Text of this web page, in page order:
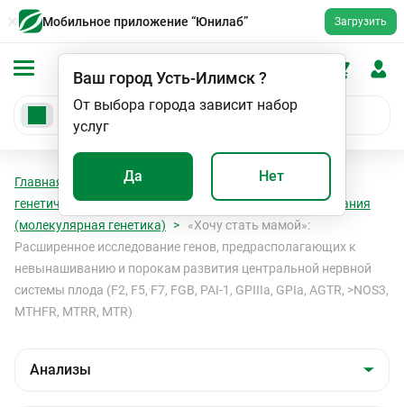
Мобильное приложение “Юнилаб” Загрузить
Ваш городУсть-Илимск?
От выбора города зависит набор
услуг
Да Нет
Главная Анализы
Молекулярно-
генетические исследования
Комплексные исследования
(молекулярная генетика)
«Хочу стать мамой»:
Расширенное исследование генов, предрасполагающих к
невынашиванию и порокам развития центральной нервной
системы плода (F2, F5, F7, FGB, PAI-1, GPIIIa, GPIa, AGTR, >NOS3,
MTHFR, MTRR, MTR)